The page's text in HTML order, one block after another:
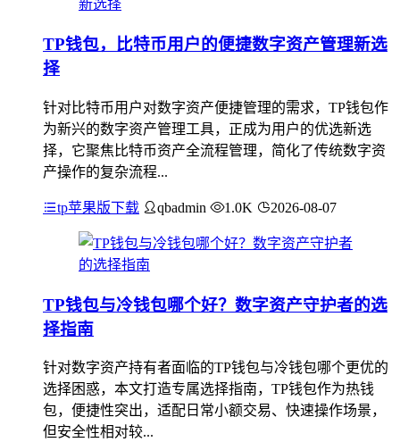
TP钱包，比特币用户的便捷数字资产管理新选
择
针对比特币用户对数字资产便捷管理的需求，TP钱包作
为新兴的数字资产管理工具，正成为用户的优选新选
择，它聚焦比特币资产全流程管理，简化了传统数字资
产操作的复杂流程...
tp苹果版下载 qbadmin 1.0K 2026-08-07
TP钱包与冷钱包哪个好？数字资产守护者的选
择指南
针对数字资产持有者面临的TP钱包与冷钱包哪个更优的
选择困惑，本文打造专属选择指南，TP钱包作为热钱
包，便捷性突出，适配日常小额交易、快速操作场景，
但安全性相对较...